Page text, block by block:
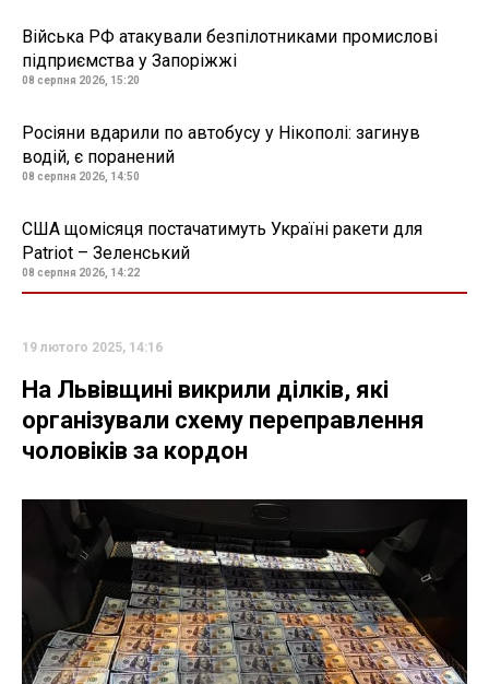
Війська РФ атакували безпілотниками промислові
підприємства у Запоріжжі
08 серпня 2026, 15:20
Росіяни вдарили по автобусу у Нікополі: загинув
водій, є поранений
08 серпня 2026, 14:50
США щомісяця постачатимуть Україні ракети для
Patriot – Зеленський
08 серпня 2026, 14:22
19 лютого 2025, 14:16
На Львівщині викрили ділків, які
організували схему переправлення
чоловіків за кордон